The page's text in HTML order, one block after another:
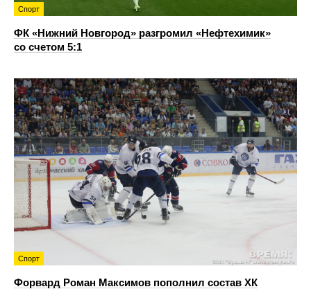
Спорт
ФК «Нижний Новгород» разгромил «Нефтехимик»
со счетом 5:1
Спорт
Форвард Роман Максимов пополнил состав ХК